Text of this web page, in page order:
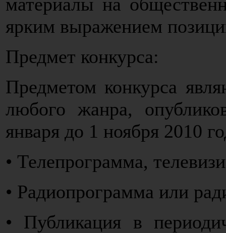
ярким выражением
Предмет конкурса:
Предметом конкурса
любого жанра,
января до 1 ноября 2010
• Телепрограмма,
• Радиопрограмма или
• Публикация в